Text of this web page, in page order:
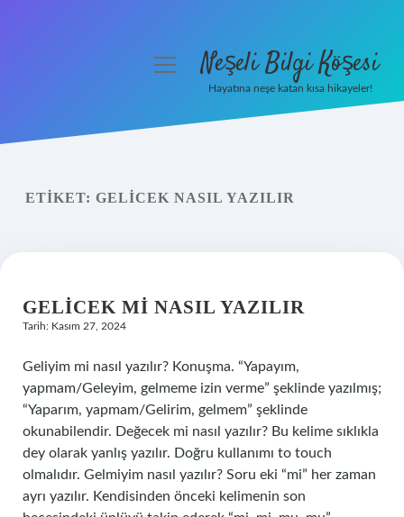
Yasal Uyarı
menüyüNeşeli Bilgi Köşesi
Hayatına neşe katan kısa hikayeler!
ETIKET: GELICEK NASIL YAZILIR
GELICEK MI NASIL YAZILIR
Tarih: Kasım 27, 2024
Geliyim mi nasıl yazılır? Konuşma. “Yapayım,
yapmam/Geleyim, gelmeme izin verme” şeklinde yazılmış;
“Yaparım, yapmam/Gelirim, gelmem” şeklinde
okunabilendir. Değecek mi nasıl yazılır? Bu kelime sıklıkla
dey olarak yanlış yazılır. Doğru kullanımı to touch
olmalıdır. Gelmiyim nasıl yazılır? Soru eki “mi” her zaman
ayrı yazılır. Kendisinden önceki kelimenin son